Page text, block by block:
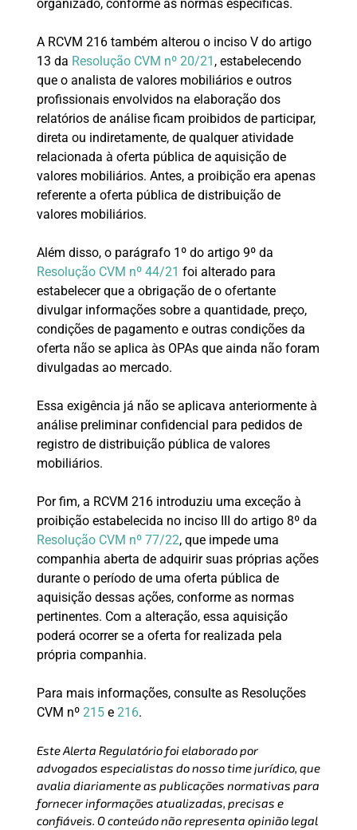
organizado, conforme as normas específicas.
A RCVM 216 também alterou o inciso V do artigo
13 da Resolução CVM nº 20/21 , estabelecendo
que o analista de valores mobiliários e outros
profissionais envolvidos na elaboração dos
relatórios de análise ficam proibidos de participar,
direta ou indiretamente, de qualquer atividade
relacionada à oferta pública de aquisição de
valores mobiliários. Antes, a proibição era apenas
referente a oferta pública de distribuição de
valores mobiliários.
Além disso, o parágrafo 1º do artigo 9º da
Resolução CVM nº 44/21 foi alterado para
estabelecer que a obrigação de o ofertante
divulgar informações sobre a quantidade, preço,
condições de pagamento e outras condições da
oferta não se aplica às OPAs que ainda não foram
divulgadas ao mercado.
Essa exigência já não se aplicava anteriormente à
análise preliminar confidencial para pedidos de
registro de distribuição pública de valores
mobiliários.
Por fim, a RCVM 216 introduziu uma exceção à
proibição estabelecida no inciso III do artigo 8º da
Resolução CVM nº 77/22, que impede uma
companhia aberta de adquirir suas próprias ações
durante o período de uma oferta pública de
aquisição dessas ações, conforme as normas
pertinentes. Com a alteração, essa aquisição
poderá ocorrer se a oferta for realizada pela
própria companhia.
Para mais informações, consulte as Resoluções
CVM nº 215e 216.
Este Alerta Regulatório foi elaborado por
advogados especialistas do nosso time jurídico, que
avalia diariamente as publicações normativas para
fornecer informações atualizadas, precisas e
confiáveis. O conteúdo não representa opinião legal